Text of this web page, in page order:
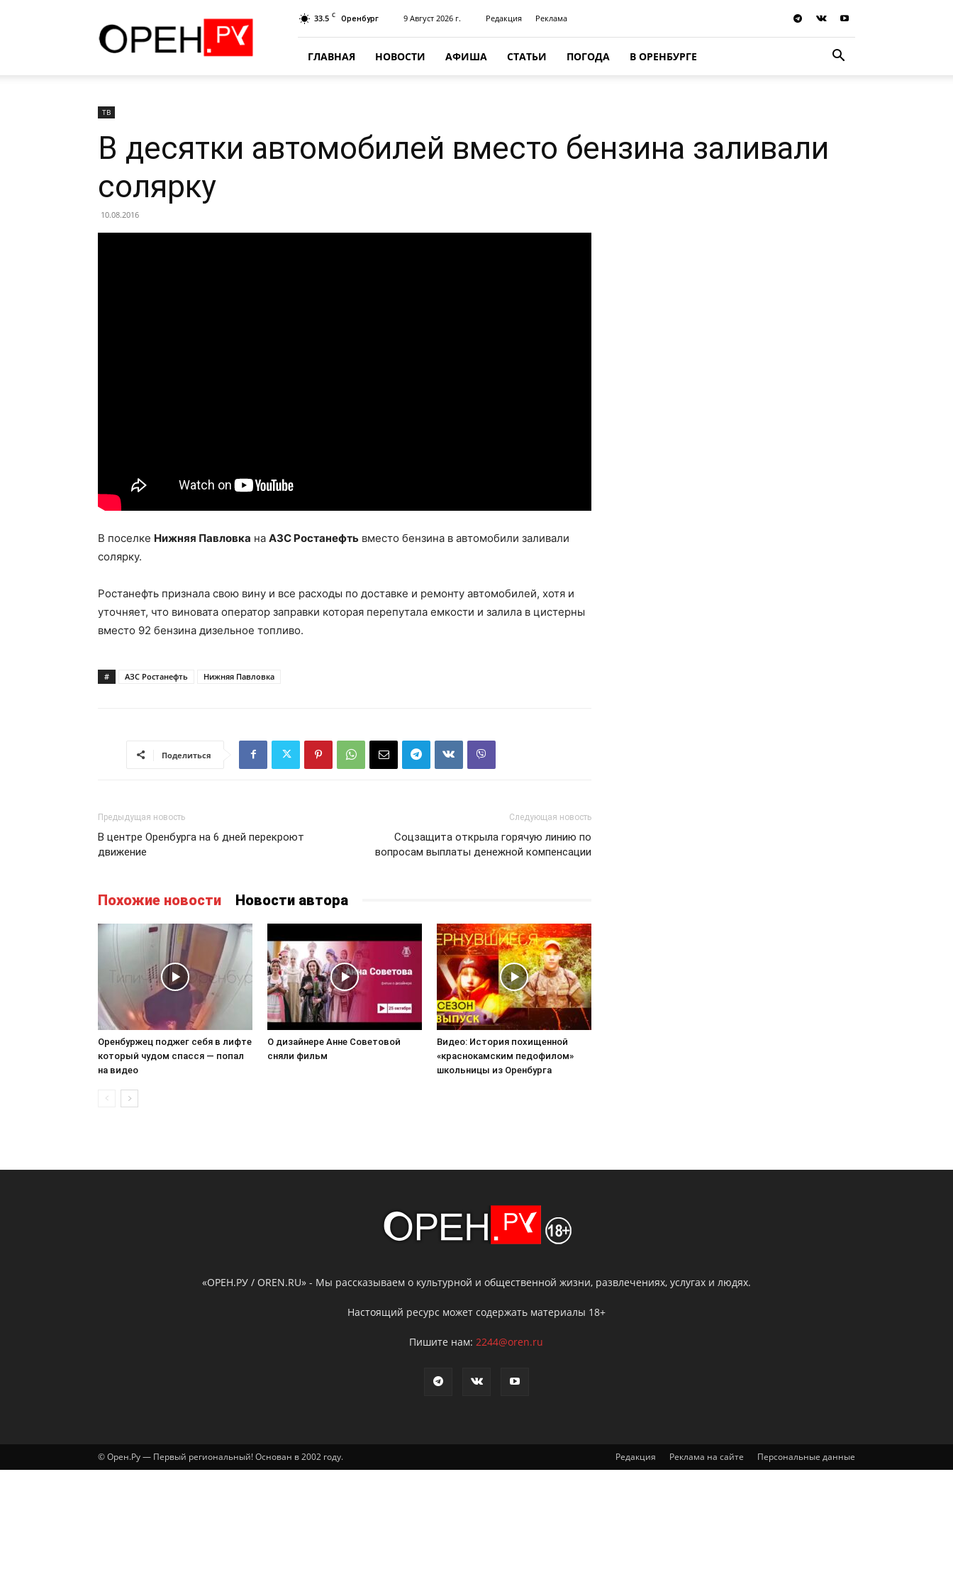
33.5 C Оренбург 9 Август 2026 г. Редакция Реклама
ГЛАВНАЯ НОВОСТИ АФИША СТАТЬИ ПОГОДА В ОРЕНБУРГЕ
ТВ
В десятки автомобилей вместо бензина заливали
солярку
10.08.2016
В поселке Нижняя Павловка на АЗС Ростанефть вместо бензина в автомобили заливали
солярку.
Ростанефть признала свою вину и все расходы по доставке и ремонту автомобилей, хотя и
уточняет, что виновата оператор заправки которая перепутала емкости и залила в цистерны
вместо 92 бензина дизельное топливо.
# АЗС Ростанефть Нижняя Павловка
Поделиться
Предыдущая новость
В центре Оренбурга на 6 дней перекроют
движение
Следующая новость
Соцзащита открыла горячую линию по
вопросам выплаты денежной компенсации
Похожие новости Новости автора
Оренбуржец поджег себя в лифте
который чудом спасся — попал
на видео
О дизайнере Анне Советовой
сняли фильм
Видео: История похищенной
«краснокамским педофилом»
школьницы из Оренбурга
«ОРЕН.РУ / OREN.RU» - Мы рассказываем о культурной и общественной жизни, развлечениях, услугах и людях.
Настоящий ресурс может содержать материалы 18+
Пишите нам: 2244@oren.ru
Редакция Реклама на сайте Персональные данные
© Орен.Ру — Первый региональный! Основан в 2002 году.